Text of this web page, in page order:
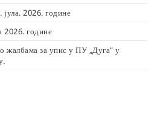
јула. 2026. године
2026. године
жалбама за упис у ПУ „Дуга“ у